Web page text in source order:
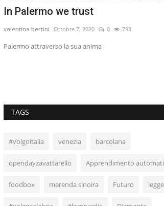
In Palermo we trust
valentina bertini Ottobre 7, 2020 0 793
Palermo attraverso la sua anima
TAGS
#volgoitalia venezia barcolana
opendayzavattarello Apprendimento
foodbox merenda sinoira Futuro